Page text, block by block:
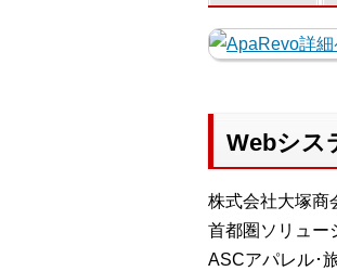
Webシス
株式会社大塚商
首都圏ソリュー
ASCアパレル･